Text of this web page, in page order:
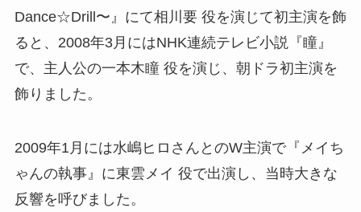
Dance☆Drill〜』にて相川要 役を演じて初主演を飾
ると、2008年3月にはNHK連続テレビ小説『瞳』
で、主人公の一本木瞳 役を演じ、朝ドラ初主演を
飾りました。
2009年1月には水嶋ヒロさんとのW主演で『メイち
ゃんの執事』に東雲メイ 役で出演し、当時大きな
反響を呼びました。